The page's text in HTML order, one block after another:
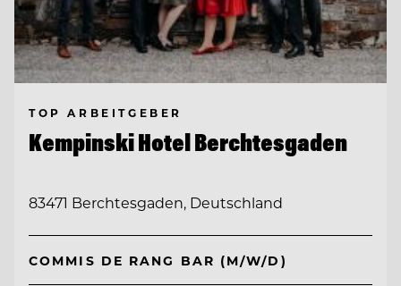
TOP ARBEITGEBER
Kempinski Hotel Berchtesgaden
83471 Berchtesgaden, Deutschland
COMMIS DE RANG BAR (M/W/D)